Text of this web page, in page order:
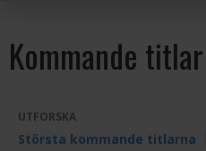
Kommande titlar
UTFORSKA
Största kommande titlarna